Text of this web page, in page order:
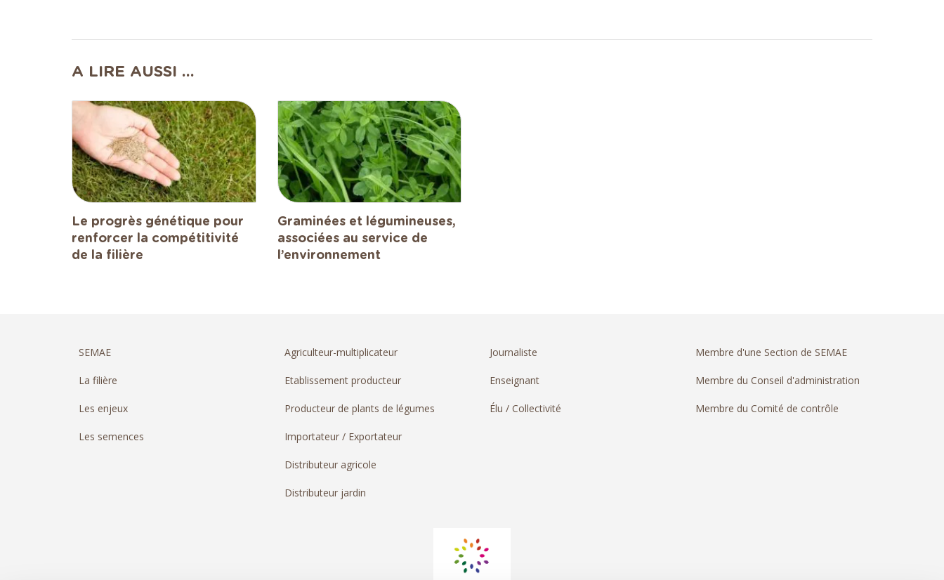
A LIRE AUSSI ...
Le progrès génétique pour
renforcer la compétitivité
de la filière
Graminées et légumineuses,
associées au service de
l’environnement
SEMAE
La filière
Les enjeux
Les semences
Agriculteur-multiplicateur
Etablissement producteur
Producteur de plants de légumes
Importateur / Exportateur
Distributeur agricole
Distributeur jardin
Journaliste
Enseignant
Élu / Collectivité
Membre d'une Section de SEMAE
Membre du Conseil d'administration
Membre du Comité de contrôle